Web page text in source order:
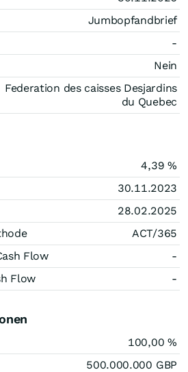
Jumbopfandbrief
-
Nein
Federation des caisses Desjardins
du Quebec
4,39 %
30.11.2023
28.02.2025
ACT/365
Flow
-
Flow
-
100,00 %
500.000.000 GBP